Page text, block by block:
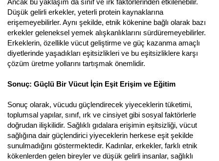
Düşük gelirli erkekler, yeterli protein kaynaklarına
erişemeyebilirler. Aynı şekilde, etnik kökenine bağlı olarak bazı
erkekler geleneksel yemek alışkanlıklarını sürdüremeyebilirler.
Erkeklerin, özellikle vücut geliştirme ve güç kazanma amaçlı
diyetlerinde yaşadıkları eşitsizlikleri ve bu eşitsizliklere karşı
çözüm üretme yollarını tartışmak önemlidir.
Sonuç: Güçlü Bir Vücut İçin Eşit Erişim ve Eğitim
Sonuç olarak, vücudu güçlendirecek yiyeceklerin tüketimi,
toplumsal yapılar, sınıf, ırk ve cinsiyet gibi sosyal faktörlerle
doğrudan ilişkilidir. Sağlıklı gıdalara erişimin eşitsizliği, vücut
sağlığına dair güçlendirici yiyeceklerin herkese eşit şekilde
sunulmadığını göstermektedir. Kadınlar, erkekler, farklı etnik
kökenlerden gelen bireyler ve düşük gelirli insanlar, sağlıklı